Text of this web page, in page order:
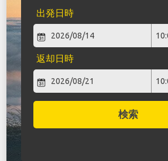
出発日時
返却日時
検索